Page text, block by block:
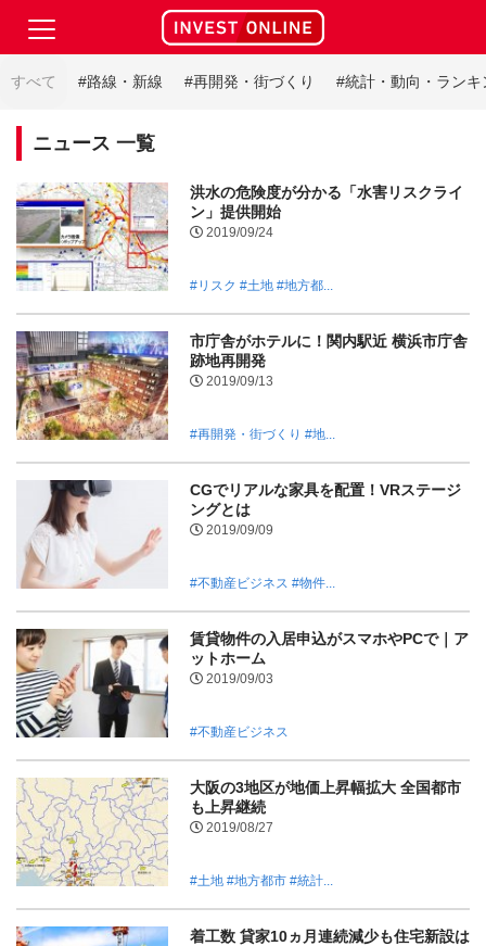
すべて #路線・新線 #再開発・街づくり #統計・動向・ランキ
ニュース 一覧
洪水の危険度が分かる「水害リスクライ
ン」提供開始
2019/09/24
#リスク #土地 #地方都...
市庁舎がホテルに！関内駅近 横浜市庁舎
跡地再開発
2019/09/13
#再開発・街づくり #地...
CGでリアルな家具を配置！VRステージ
ングとは
2019/09/09
#不動産ビジネス #物件...
賃貸物件の入居申込がスマホやPCで｜ア
ットホーム
2019/09/03
#不動産ビジネス
大阪の3地区が地価上昇幅拡大 全国都市
も上昇継続
2019/08/27
#土地 #地方都市 #統計...
着工数 貸家10ヵ月連続減少も住宅新設は